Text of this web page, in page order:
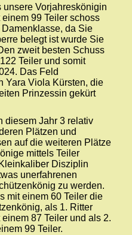
unsere Vorjahreskönigin
99 Teiler schoss
da Sie
belegt ist wurde Sie
zweit besten Schuss
Teiler und somit
Das Feld
Yara Viola Kürsten, die
Prinzessin gekürt
diesem Jahr 3 relativ
Plätzen und
auf die weiteren Plätze
mittels Teiler
Disziplin
unerfahrenen
zu werden.
mit einem 60 Teiler die
als 1. Ritter
87 Teiler und als 2.
99 Teiler.